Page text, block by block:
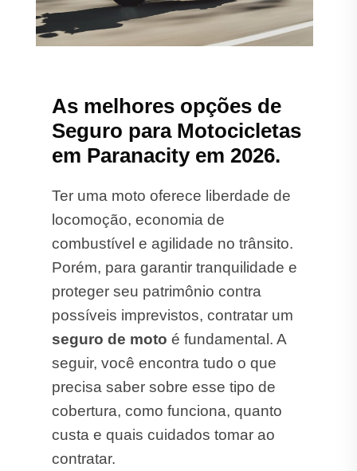
As melhores opções de
Seguro para Motocicletas
em Paranacity em 2026.
Ter uma moto oferece liberdade de
locomoção, economia de
combustível e agilidade no trânsito.
Porém, para garantir tranquilidade e
proteger seu patrimônio contra
possíveis imprevistos, contratar um
seguro de moto é fundamental. A
seguir, você encontra tudo o que
precisa saber sobre esse tipo de
cobertura, como funciona, quanto
custa e quais cuidados tomar ao
contratar.